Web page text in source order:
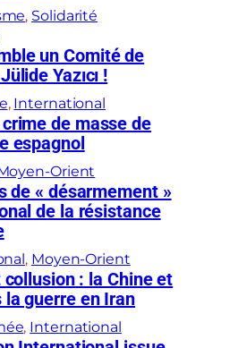
, Solidarité
un Comité de
Yazıcı !
, International
de masse de
espagnol
Orient
de « désarmement »
de la résistance
, Moyen-Orient
: la Chine et
la guerre en Iran
, International